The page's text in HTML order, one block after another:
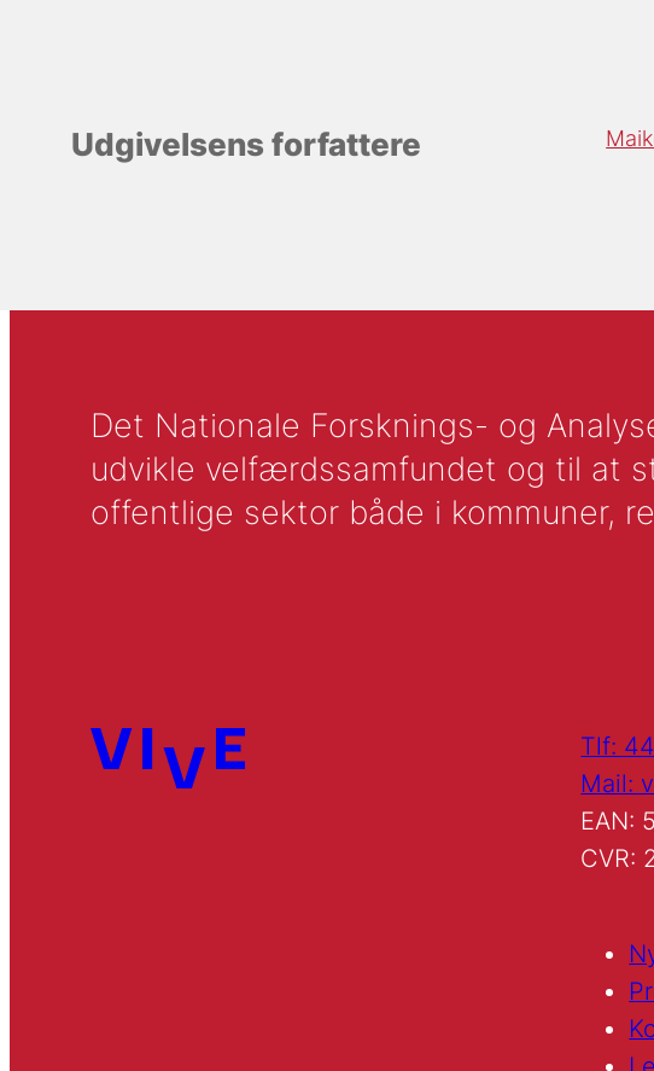
Udgivelsens forfattere
Det Nationale Forsknings- og
udvikle velfærdssamfundet og til at
offentlige sektor både i kommuner,
Tlf:
Mail:
EAN:
CVR: